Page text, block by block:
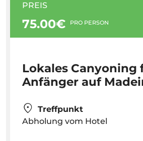
PREIS
75.00€ PRO PERSON
Lokales Canyoning
Anfänger auf
Treffpunkt
Abholung vom Hotel